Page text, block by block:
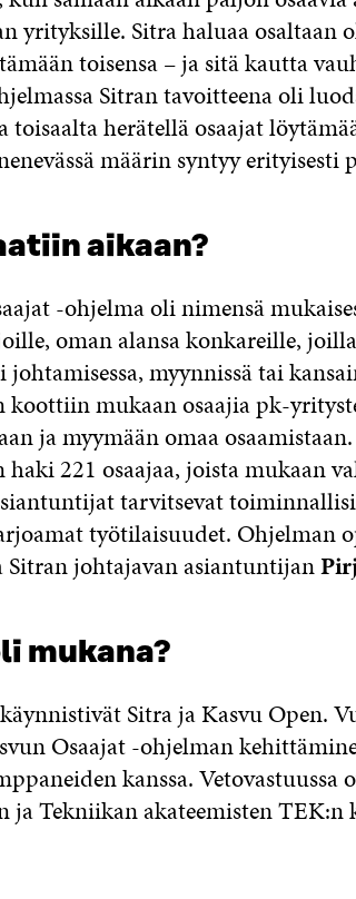
yrityksille. Sitra haluaa osaltaan
toisensa – ja sitä kautta
Sitran tavoitteena oli
toisaalta herätellä osaajat
määrin syntyy
aikaan?
-ohjelma oli nimensä
oman alansa konkareille,
johtamisessa, myynnissä tai
koottiin mukaan osaajia pk-
ja myymään omaa
haki 221 osaajaa, joista mukaan
tarvitsevat
työtilaisuudet. Ohjelman
Sitran johtajavan asiantuntijan
mukana?
Sitra ja Kasvu Open.
Osaajat -ohjelman
kanssa. Vetovastuussa
ja Tekniikan akateemisten TEK:n